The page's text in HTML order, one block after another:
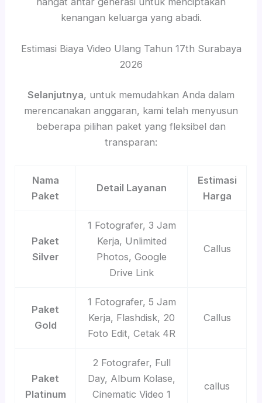
kenangan keluarga yang abadi.
Estimasi Biaya Video Ulang Tahun 17th Surabaya
2026
Selanjutnya, untuk memudahkan Anda dalam
merencanakan anggaran, kami telah menyusun
beberapa pilihan paket yang fleksibel dan
transparan:
Nama
Paket
Detail Layanan
Estimasi
Harga
Paket
Silver
1 Fotografer, 3 Jam
Kerja, Unlimited
Photos, Google
Drive Link
Callus
Paket
Gold
1 Fotografer, 5 Jam
Kerja, Flashdisk, 20
Foto Edit, Cetak 4R
Callus
Paket
Platinum
2 Fotografer, Full
Day, Album Kolase,
Cinematic Video 1
callus